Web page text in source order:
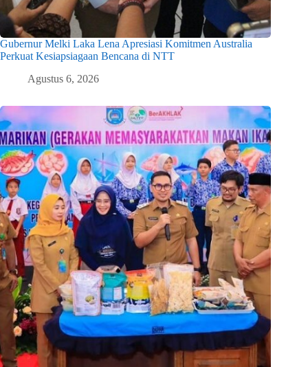
Gubernur Melki Laka Lena Apresiasi Komitmen Australia
Perkuat Kesiapsiagaan Bencana di NTT
Agustus 6, 2026